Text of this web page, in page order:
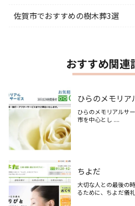
佐賀市でおすすめの樹木葬3選
おすすめ関連
ひらのメモリア
ひらのメモリアルサ
市を中心とし ....
ちよだ
大切な人との最後の
るために、ちよだ儀